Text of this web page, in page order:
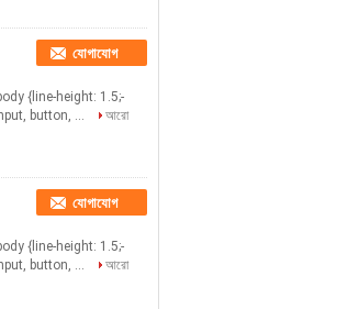
যোগাযোগ
{line-height: 1.5;-
button, ...
আরো
যোগাযোগ
{line-height: 1.5;-
button, ...
আরো